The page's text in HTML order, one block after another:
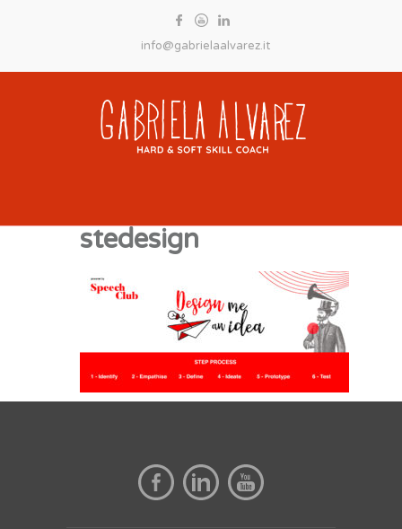
info@gabrielaalvarez.it
stedesign